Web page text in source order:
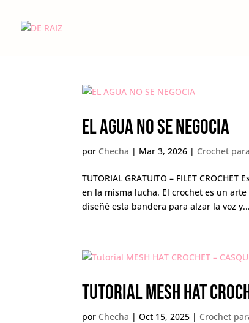
EL AGUA NO SE NEGOCIA
por Checha | Mar 3, 2026 | Crochet
TUTORIAL GRATUITO – FILET
en la misma lucha. El crochet es un
diseñé esta bandera para alzar la voz y...
Tutorial MESH HAT
por Checha |Oct 15, 2025 | Crochet